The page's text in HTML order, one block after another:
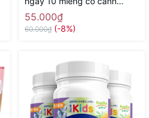
24,5cm - Hàng Nhật nội địa
55.000₫
60.000₫ (-8%)